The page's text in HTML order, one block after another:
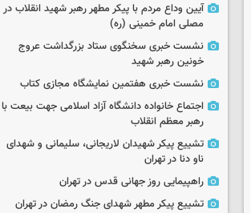
آیین وداع مردم با پیکر مطهر رهبر شهید انقلاب در
مصلی امام خمینی (ره)
نشست خبری سخنگوی ستاد بزرگداشت عروج
خونین رهبر شهید
نشست خبری هفتمین نمایشگاه مجازی کتاب
اجتماع خانواده دانشگاه آزاد اسلامی جهت بیعت با
رهبر معظم انقلاب
تشییع پیکر شهیدان لاریجانی، سلیمانی و شهدای
ناو دنا در تهران
راهپیمایی روز جهانی قدس در تهران
تشییع پیکر مطهر شهدای جنگ رمضان در تهران